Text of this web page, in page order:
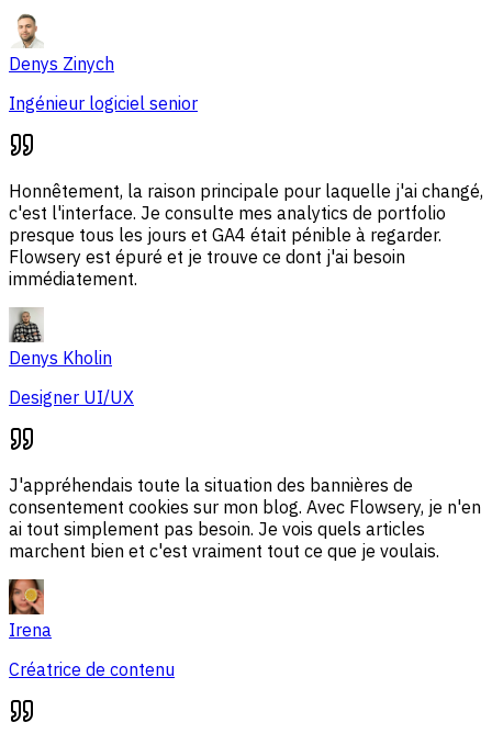
Denys Zinych
Ingénieur logiciel senior
Honnêtement, la raison principale pour laquelle j'ai changé,
c'est l'interface. Je consulte mes analytics de portfolio
presque tous les jours et GA4 était pénible à regarder.
Flowsery est épuré et je trouve ce dont j'ai besoin
immédiatement.
Denys Kholin
Designer UI/UX
J'appréhendais toute la situation des bannières de
consentement cookies sur mon blog. Avec Flowsery, je n'en
ai tout simplement pas besoin. Je vois quels articles
marchent bien et c'est vraiment tout ce que je voulais.
Irena
Créatrice de contenu